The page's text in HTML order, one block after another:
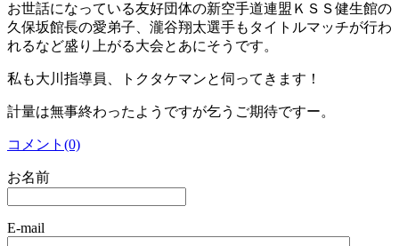
お世話になっている友好団体の新空手道連盟ＫＳＳ健生館の
久保坂館長の愛弟子、瀧谷翔太選手もタイトルマッチが行わ
れるなど盛り上がる大会とあにそうです。
私も大川指導員、トクタケマンと伺ってきます！
計量は無事終わったようですが乞うご期待ですー。
コメント(0)
お名前
E-mail